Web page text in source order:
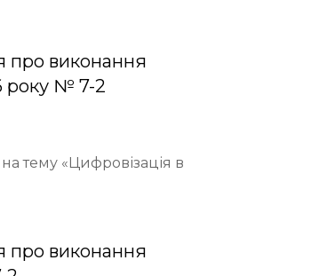
про виконання
року № 7-2
тему «Цифровізація в
про виконання